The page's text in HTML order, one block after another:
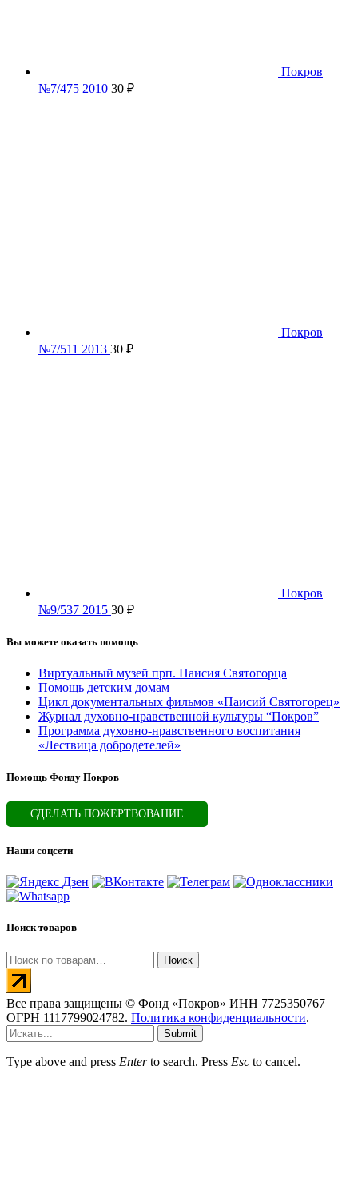
Покров
№7/475 2010 30 ₽
Покров
№7/511 2013 30 ₽
Покров
№9/537 2015 30 ₽
Вы можете оказать помощь
Виртуальный музей прп. Паисия Святогорца
Помощь детским домам
Цикл документальных фильмов «Паисий Святогорец»
Журнал духовно-нравственной культуры “Покров”
Программа духовно-нравственного воспитания
«Лествица добродетелей»
Помощь Фонду Покров
СДЕЛАТЬ ПОЖЕРТВОВАНИЕ
Наши соцсети
Поиск товаров
Искать: Поиск
Все права защищены © Фонд «Покров» ИНН 7725350767
ОГРН 1117799024782. Политика конфиденциальности.
Submit
Type above and press Enterto search. Press Esc to cancel.